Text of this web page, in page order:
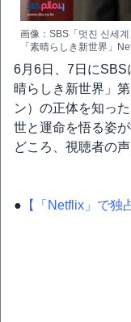
画像：SBS「멋진 신세
「素晴らしき新世界」
6月6日、7日に
晴らしき新世界」
ン）の正体を知っ
世と運命を悟る姿
どころ、視聴者の
● 【「Netflix」で独